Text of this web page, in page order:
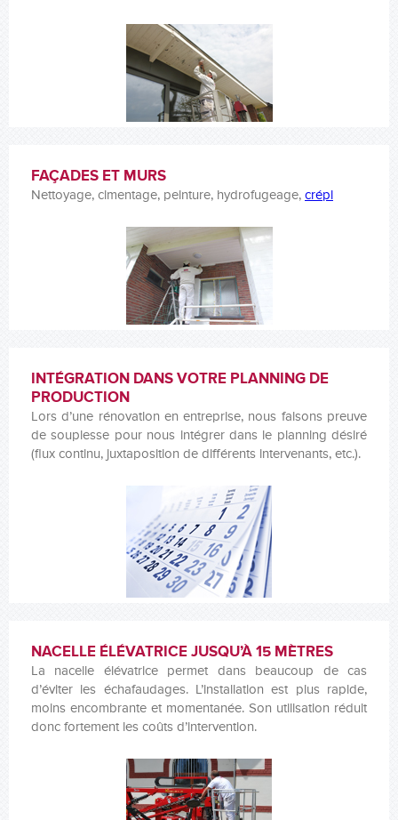
FAÇADES ET MURS
Nettoyage, cimentage, peinture, hydrofugeage, crépi
INTÉGRATION DANS VOTRE PLANNING DE
PRODUCTION
Lors d’une rénovation en entreprise, nous faisons preuve
de souplesse pour nous intégrer dans le planning désiré
(flux continu, juxtaposition de différents intervenants, etc.).
NACELLE ÉLÉVATRICE JUSQU’À 15 MÈTRES
La nacelle élévatrice permet dans beaucoup de cas
d’éviter les échafaudages. L’installation est plus rapide,
moins encombrante et momentanée. Son utilisation réduit
donc fortement les coûts d’intervention.